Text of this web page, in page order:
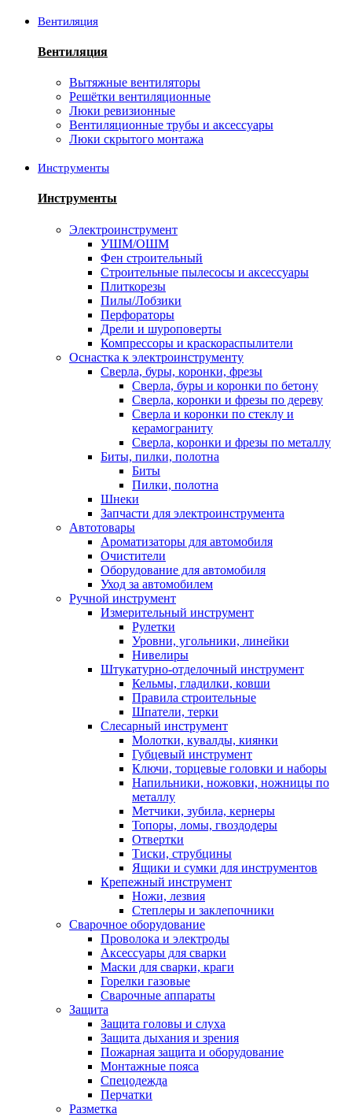
Вентиляция
Вентиляция
Вытяжные вентиляторы
Решётки вентиляционные
Люки ревизионные
Вентиляционные трубы и аксессуары
Люки скрытого монтажа
Инструменты
Инструменты
Электроинструмент
УШМ/ОШМ
Фен строительный
Строительные пылесосы и аксессуары
Плиткорезы
Пилы/Лобзики
Перфораторы
Дрели и шуроповерты
Компрессоры и краскораспылители
Оснастка к электроинструменту
Сверла, буры, коронки, фрезы
Сверла, буры и коронки по бетону
Сверла, коронки и фрезы по дереву
Сверла и коронки по стеклу и
керамограниту
Сверла, коронки и фрезы по металлу
Биты, пилки, полотна
Биты
Пилки, полотна
Шнеки
Запчасти для электроинструмента
Автотовары
Ароматизаторы для автомобиля
Очистители
Оборудование для автомобиля
Уход за автомобилем
Ручной инструмент
Измерительный инструмент
Рулетки
Уровни, угольники, линейки
Нивелиры
Штукатурно-отделочный инструмент
Кельмы, гладилки, ковши
Правила строительные
Шпатели, терки
Слесарный инструмент
Молотки, кувалды, киянки
Губцевый инструмент
Ключи, торцевые головки и наборы
Напильники, ножовки, ножницы по
металлу
Метчики, зубила, кернеры
Топоры, ломы, гвоздодеры
Отвертки
Тиски, струбцины
Ящики и сумки для инструментов
Крепежный инструмент
Ножи, лезвия
Степлеры и заклепочники
Сварочное оборудование
Проволока и электроды
Аксессуары для сварки
Маски для сварки, краги
Горелки газовые
Сварочные аппараты
Защита
Защита головы и слуха
Защита дыхания и зрения
Пожарная защита и оборудование
Монтажные пояса
Спецодежда
Перчатки
Разметка